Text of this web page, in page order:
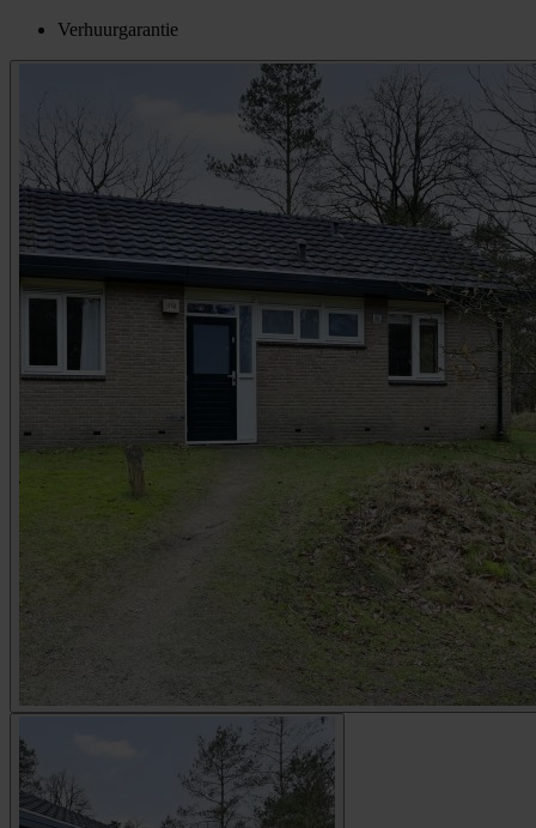
Verhuurgarantie